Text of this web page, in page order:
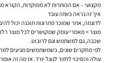
מקצועי – אם הכותרות לא ממוקדות, הקורא
איך זה נראה כשזה עובד
לדוגמה, אתר שמוכר פתרונות תוכנה יכול
מוצר > מאמרי עומק שמקושרים לכל מוצר
שכבה, גם למשתמש וגם לרובוט.
עולה והסיכוי לחזור לגוגל יורד. אז מה זה